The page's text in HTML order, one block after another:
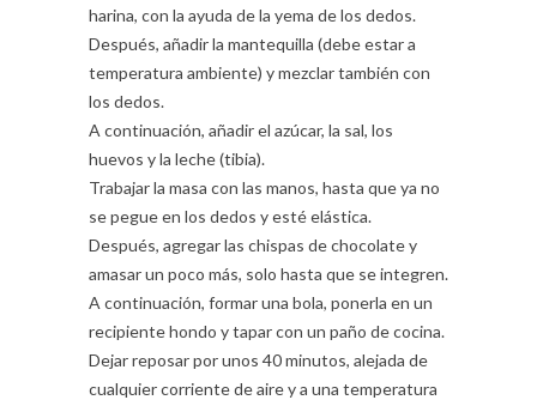
harina, con la ayuda de la yema de los dedos.
Después, añadir la mantequilla (debe estar a
temperatura ambiente) y mezclar también con
los dedos.
A continuación, añadir el azúcar, la sal, los
huevos y la leche (tibia).
Trabajar la masa con las manos, hasta que ya no
se pegue en los dedos y esté elástica.
Después, agregar las chispas de chocolate y
amasar un poco más, solo hasta que se integren.
A continuación, formar una bola, ponerla en un
recipiente hondo y tapar con un paño de cocina.
Dejar reposar por unos 40 minutos, alejada de
cualquier corriente de aire y a una temperatura